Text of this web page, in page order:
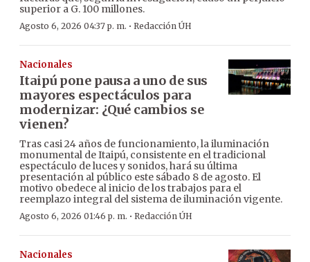
superior a G. 100 millones.
Agosto 6, 2026 04:37 p. m. · Redacción ÚH
Nacionales
Itaipú pone pausa a uno de sus
mayores espectáculos para
modernizar: ¿Qué cambios se
vienen?
Tras casi 24 años de funcionamiento, la iluminación
monumental de Itaipú, consistente en el tradicional
espectáculo de luces y sonidos, hará su última
presentación al público este sábado 8 de agosto. El
motivo obedece al inicio de los trabajos para el
reemplazo integral del sistema de iluminación vigente.
Agosto 6, 2026 01:46 p. m. · Redacción ÚH
Nacionales